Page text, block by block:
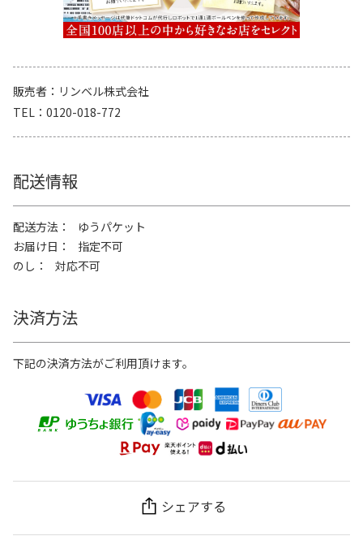
販売者
リンベル株式会社
TEL
0120-018-772
配送情報
配送方法
ゆうパケット
お届け日
指定不可
のし
対応不可
決済方法
下記の決済方法がご利用頂けます。
シェアする